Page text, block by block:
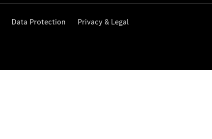
Data Protection Privacy & Legal